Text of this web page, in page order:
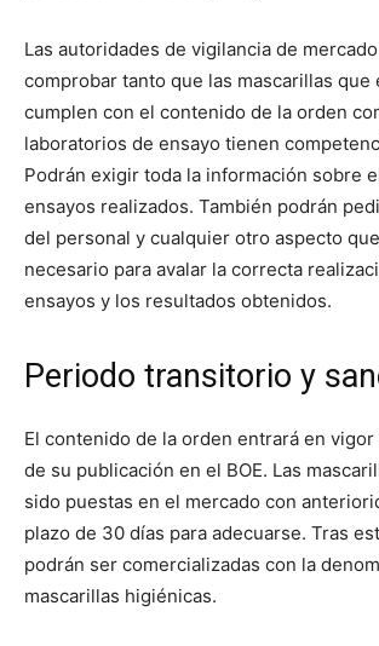
Las autoridades de vigilancia de
comprobar tanto que las mascarillas que
cumplen con el contenido de la orden
laboratorios de ensayo tienen
Podrán exigir toda la información sobre
ensayos realizados. También podrán
del personal y cualquier otro aspecto
necesario para avalar la correcta
ensayos y los resultados obtenidos.
Periodo transitorio y
El contenido de la orden entrará en
de su publicación en el BOE. Las
sido puestas en el mercado con
plazo de 30 días para adecuarse. Tras
podrán ser comercializadas con la
mascarillas higiénicas.